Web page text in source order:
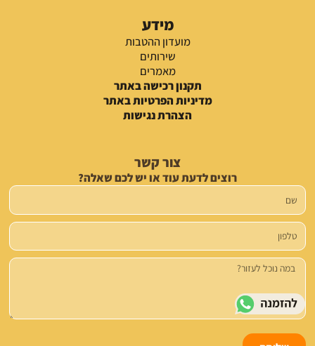
מידע
מועדון ההטבות
שירותים
מאמרים
תקנון רכישה באתר
מדיניות הפרטיות באתר
הצהרת נגישות
צור קשר
רוצים לדעת עוד או יש לכם שאלה?
שם
טלפון
הודעה